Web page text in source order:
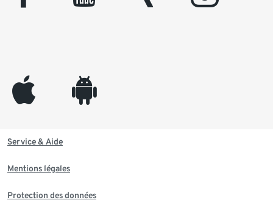
appleinc android
Service & Aide
Mentions légales
Protection des données